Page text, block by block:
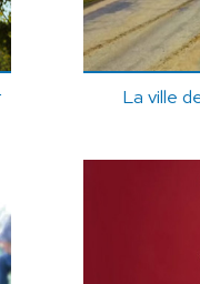
La ville